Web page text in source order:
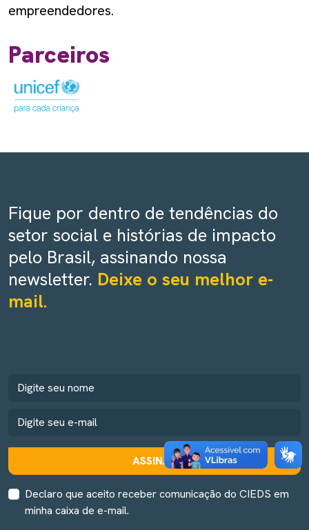
empreendedores.
Parceiros
Fique por dentro de tendências do
setor social e histórias de impacto
pelo Brasil, assinando nossa
newsletter. Deixe o seu melhor e-
mail.
ASSINAR
Declaro que aceito receber comunicação do CIEDS em
minha caixa de e-mail.